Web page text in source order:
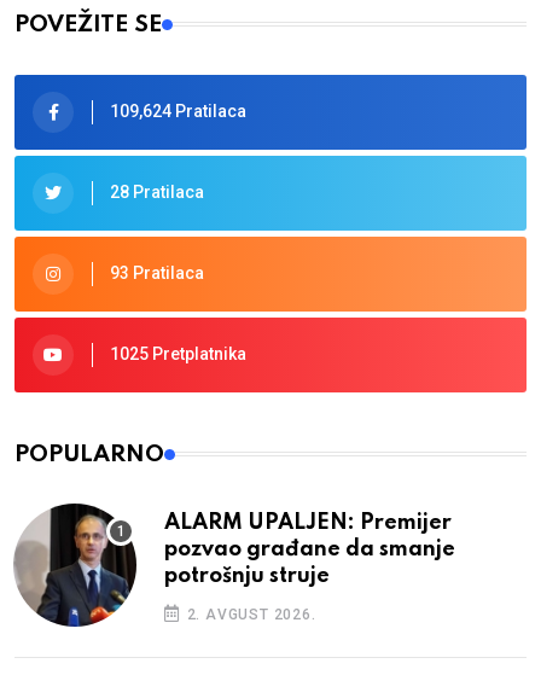
POVEŽITE SE
109,624 Pratilaca
28 Pratilaca
93 Pratilaca
1025 Pretplatnika
POPULARNO
ALARM UPALJEN: Premijer
pozvao građane da smanje
potrošnju struje
2. AVGUST 2026.